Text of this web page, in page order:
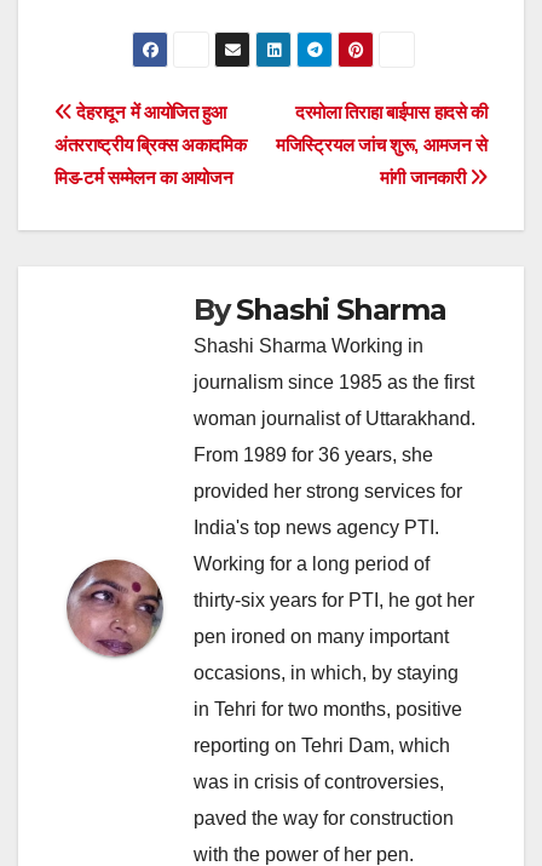
Post
navigation
दरमोला तिराहा बाईपास हादसे की
मजिस्ट्रियल जांच शुरू, आमजन से
मांगी जानकारी
देहरादून में आयोजित हुआ
अंतरराष्ट्रीय ब्रिक्स अकादमिक
मिड-टर्म सम्मेलन का आयोजन
ByShashi Sharma
Shashi Sharma Working in
journalism since 1985 as the first
woman journalist of Uttarakhand.
From 1989 for 36 years, she
provided her strong services for
India's top news agency PTI.
Working for a long period of
thirty-six years for PTI, he got her
pen ironed on many important
occasions, in which, by staying
in Tehri for two months, positive
reporting on Tehri Dam, which
was in crisis of controversies,
paved the way for construction
with the power of her pen.